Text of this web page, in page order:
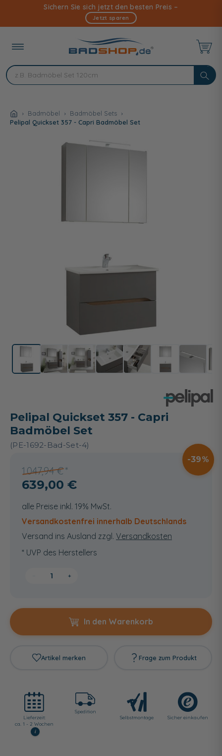
Inhalt
Sichern Sie sich jetzt den besten Preis –
Jetzt sparen
Badmöbel
Badmöbel Sets
Pelipal Quickset 357 - Capri Badmöbel Set
Pelipal Quickset 357 - Capri
Badmöbel Set
(PE-1692-Bad-Set-4)
1.047,94 €
39
639,00 €
alle Preise inkl. 19% MwSt.
Versandkostenfrei innerhalb Deutschlands
Versand ins Ausland zzgl. Versandkosten
* UVP des Herstellers
+
In den Warenkorb
Artikel merken Frage zum Produkt
Lieferzeit:
ca. 1 - 2 Wochen
i
Spedition
Selbst­montage
Sicher einkaufen